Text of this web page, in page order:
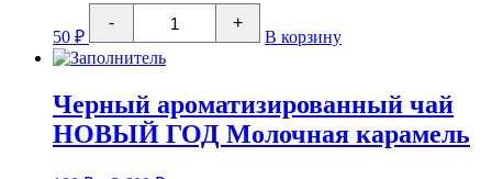
50 ₽
-
Количество
товара
Упаковка
Улыбка
Ночь
Клеопатры,
Жасминовый
+
В корзину
Черный ароматизированный чай
НОВЫЙ ГОД Молочная карамель